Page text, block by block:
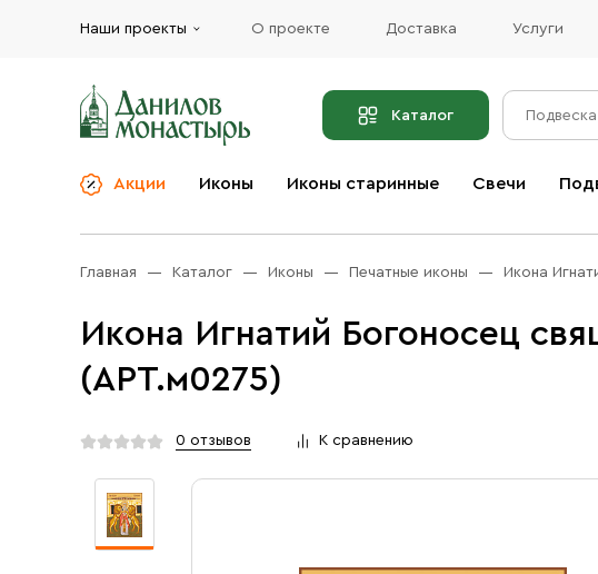
Наши проекты О проекте Доставка Услуги
Каталог
Акции Иконы Иконы старинные Свечи
Акции
Церковная утварь
Иконы
Масло
Разное
Бренды
Услуги
Оплата
Главная Каталог Иконы Печатные иконы Икона
Икона Игнатий Богоносец
(АРТ.м0275)
0 отзывов К сравнению